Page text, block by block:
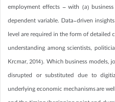
employment effects – with (a)
dependent variable. Data-driven
level are required in the form of detailed
understanding among scientists,
Krcmar, 2014). Which business
disrupted or substituted due to
underlying economic mechanisms are